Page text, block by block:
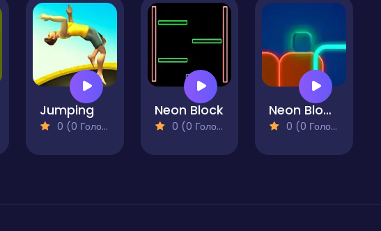
Jumping
0 (0 Голосів)
Neon Block
0 (0 Голосів)
Neon Block Arcade
0 (0 Голосів)